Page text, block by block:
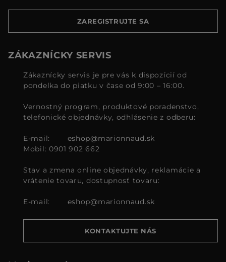
ZAREGISTRUJTE SA
ZÁKAZNÍCKY SERVIS
Zákaznícky servis je pre vás k dispozícií od
pondelka do piatku v čase od 9:00 – 16:00.
Vernostný program, produktové poradenstvo,
telefonické objednávky, odhlásenie z odberu:
E-mail:
eshop@marionnaud.sk
Mobil: 0901 902 662
Stav a zmena online objednávky, reklamácie a
vrátenie tovaru, dostupnosť tovaru:
E-mail: eshop@marionnaud.sk
KONTAKTUJTE NÁS